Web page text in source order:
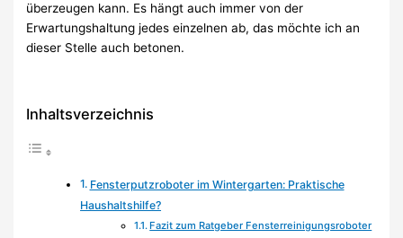
überzeugen kann. Es hängt auch immer von der
Erwartungshaltung jedes einzelnen ab, das möchte ich an
dieser Stelle auch betonen.
Inhaltsverzeichnis
Fensterputzroboter im Wintergarten: Praktische
Haushaltshilfe?
Fazit zum Ratgeber Fensterreinigungsroboter